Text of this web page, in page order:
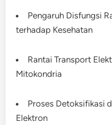
Pengaruh Disfungsi
terhadap Kesehatan
Rantai Transport
Mitokondria
Proses Detoksifikasi
Elektron